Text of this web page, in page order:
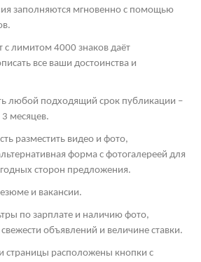
заполняются мгновенно с помощью
с лимитом 4000 знаков даёт
все ваши достоинства и
любой подходящий срок публикации –
месяцев.
разместить видео и фото,
форма с фотогалереей для
сторон предложения.
и вакансии.
по зарплате и наличию фото,
объявлений и величине ставки.
страницы расположены кнопки с